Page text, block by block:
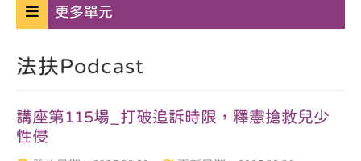
更多單元
法扶Podcast
講座第115場_打破追訴時限，釋憲搶救兒少
性侵